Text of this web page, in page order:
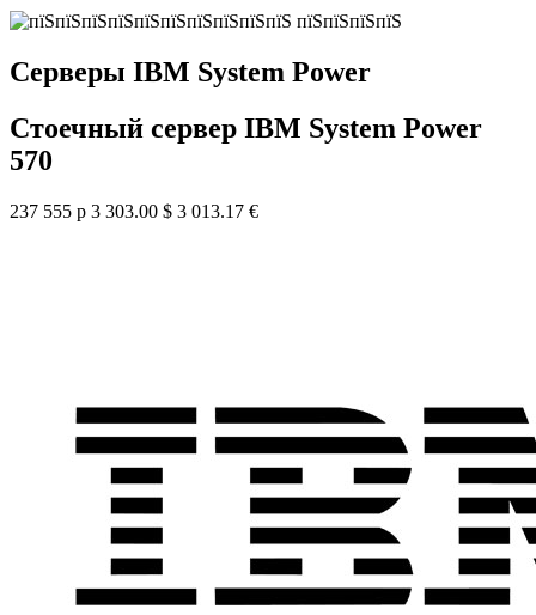
Серверы IBM System Power
Стоечный сервер IBM System Power
570
237 555 р 3 303.00 $ 3 013.17 €